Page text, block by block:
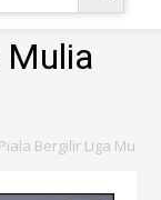
Mulia
Piala Bergilir Liga Mulia